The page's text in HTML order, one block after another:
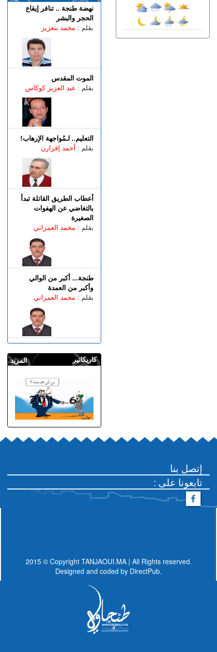
نهضة طنجة .. تنافر إيقاع
الحجر والبشر
بقلم : محمد بنعزيز
الموت المقدس
بقلم : عبد العزيز كوكاس
التعليم.. لـمُواجهة الإرهاب!
بقلم : أحمد إفزارن
أعطاب الطريق القاتلة تبدأ
بالتغاضي عن الهفوات
الصغيرة
بقلم : محمد العمراني
طنجة... أكبر من الوالي
وأكبر من العمدة
بقلم : محمد العمراني
المزيد كاريكاتير
مارسيليا والعودة إلى ريال
السبت 08 غشت | 17:48
إتصل بنا
: تابعونا على
2015 © Copyright TANJAOUI.MA | All Rights reserved.
Designed and coded by DirectPub.